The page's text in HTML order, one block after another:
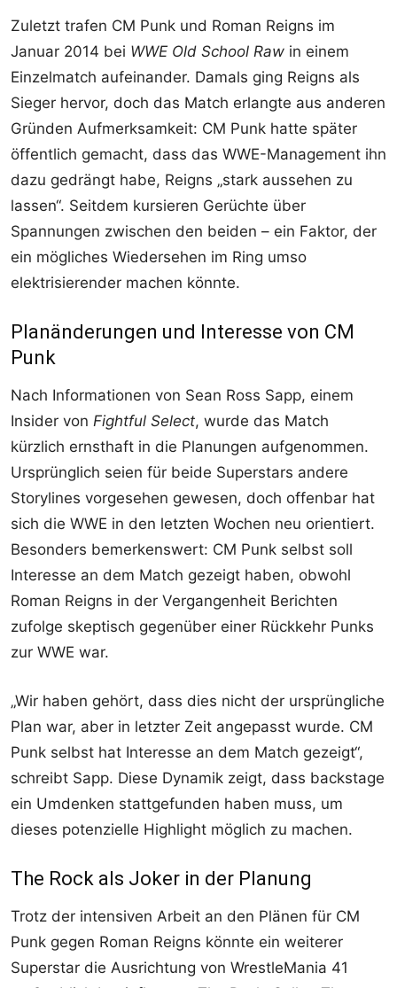
Zuletzt trafen CM Punk und Roman Reigns im
Januar 2014 bei WWE Old School Raw in einem
Einzelmatch aufeinander. Damals ging Reigns als
Sieger hervor, doch das Match erlangte aus anderen
Gründen Aufmerksamkeit: CM Punk hatte später
öffentlich gemacht, dass das WWE-Management ihn
dazu gedrängt habe, Reigns „stark aussehen zu
lassen“. Seitdem kursieren Gerüchte über
Spannungen zwischen den beiden – ein Faktor, der
ein mögliches Wiedersehen im Ring umso
elektrisierender machen könnte.
Planänderungen und Interesse von CM
Punk
Nach Informationen von Sean Ross Sapp, einem
Insider von Fightful Select, wurde das Match
kürzlich ernsthaft in die Planungen aufgenommen.
Ursprünglich seien für beide Superstars andere
Storylines vorgesehen gewesen, doch offenbar hat
sich die WWE in den letzten Wochen neu orientiert.
Besonders bemerkenswert: CM Punk selbst soll
Interesse an dem Match gezeigt haben, obwohl
Roman Reigns in der Vergangenheit Berichten
zufolge skeptisch gegenüber einer Rückkehr Punks
zur WWE war.
„Wir haben gehört, dass dies nicht der ursprüngliche
Plan war, aber in letzter Zeit angepasst wurde. CM
Punk selbst hat Interesse an dem Match gezeigt“,
schreibt Sapp. Diese Dynamik zeigt, dass backstage
ein Umdenken stattgefunden haben muss, um
dieses potenzielle Highlight möglich zu machen.
The Rock als Joker in der Planung
Trotz der intensiven Arbeit an den Plänen für CM
Punk gegen Roman Reigns könnte ein weiterer
Superstar die Ausrichtung von WrestleMania 41